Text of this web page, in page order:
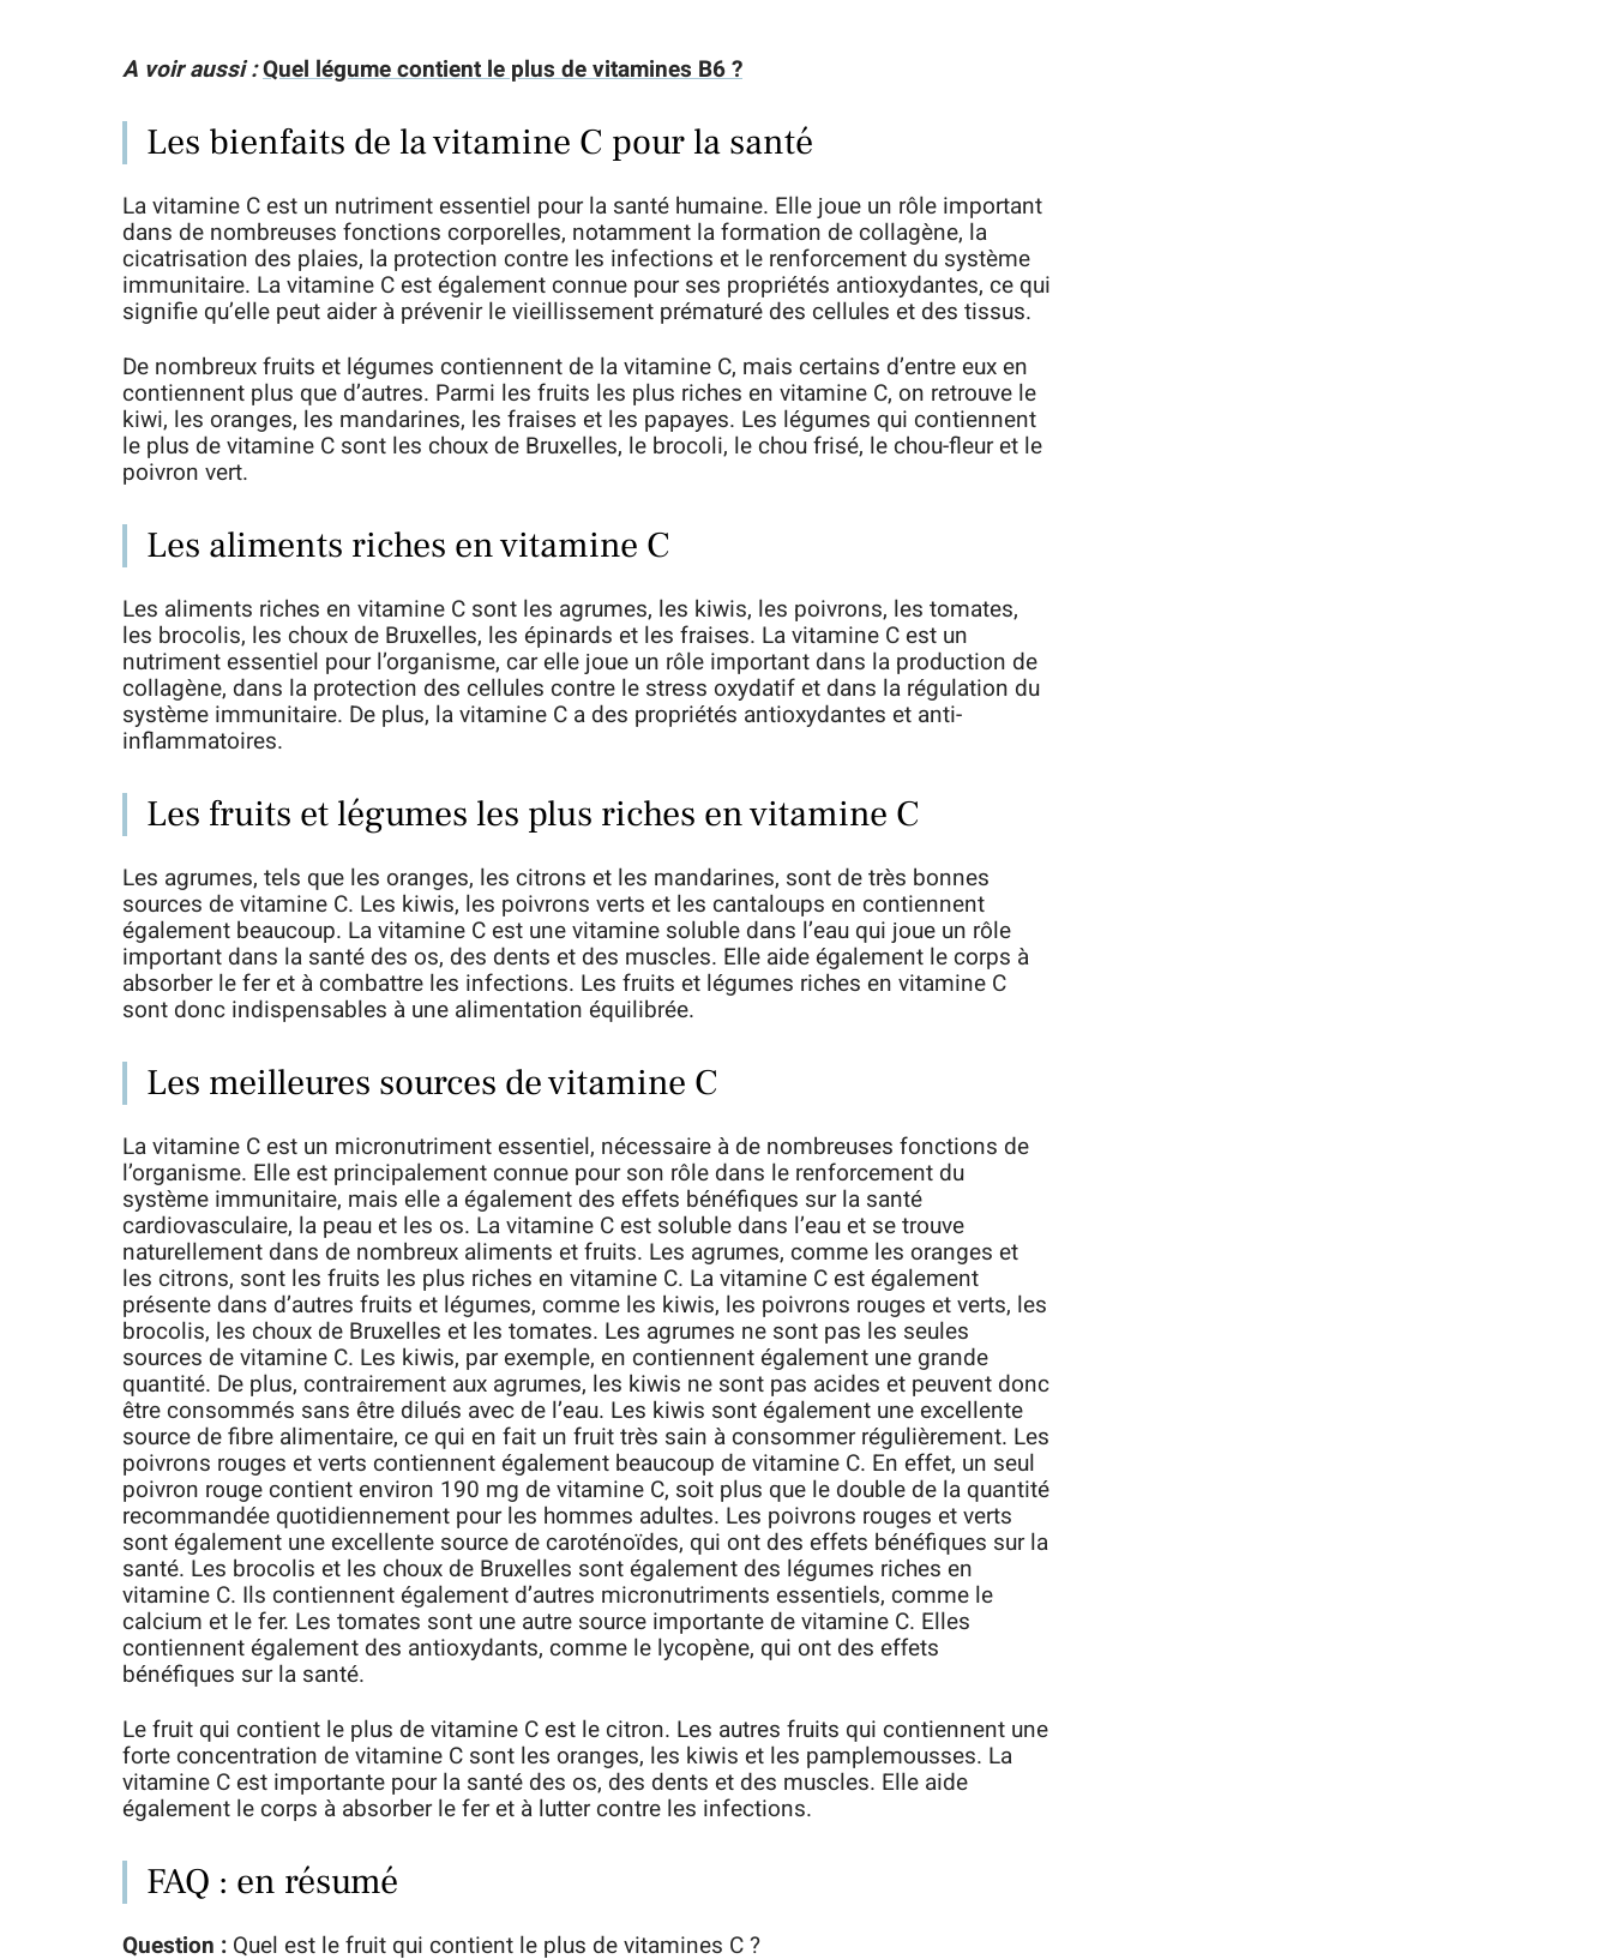
A voir aussi :Quel légume contient le plus de vitamines B6 ?
Les bienfaits de la vitamine C pour la santé
La vitamine C est un nutriment essentiel pour la santé humaine. Elle joue un rôle important
dans de nombreuses fonctions corporelles, notamment la formation de collagène, la
cicatrisation des plaies, la protection contre les infections et le renforcement du système
immunitaire. La vitamine C est également connue pour ses propriétés antioxydantes, ce qui
signifie qu’elle peut aider à prévenir le vieillissement prématuré des cellules et des tissus.
De nombreux fruits et légumes contiennent de la vitamine C, mais certains d’entre eux en
contiennent plus que d’autres. Parmi les fruits les plus riches en vitamine C, on retrouve le
kiwi, les oranges, les mandarines, les fraises et les papayes. Les légumes qui contiennent
le plus de vitamine C sont les choux de Bruxelles, le brocoli, le chou frisé, le chou-fleur et le
poivron vert.
Les aliments riches en vitamine C
Les aliments riches en vitamine C sont les agrumes, les kiwis, les poivrons, les tomates,
les brocolis, les choux de Bruxelles, les épinards et les fraises. La vitamine C est un
nutriment essentiel pour l’organisme, car elle joue un rôle important dans la production de
collagène, dans la protection des cellules contre le stress oxydatif et dans la régulation du
système immunitaire. De plus, la vitamine C a des propriétés antioxydantes et anti-
inflammatoires.
Les fruits et légumes les plus riches en vitamine C
Les agrumes, tels que les oranges, les citrons et les mandarines, sont de très bonnes
sources de vitamine C. Les kiwis, les poivrons verts et les cantaloups en contiennent
également beaucoup. La vitamine C est une vitamine soluble dans l’eau qui joue un rôle
important dans la santé des os, des dents et des muscles. Elle aide également le corps à
absorber le fer et à combattre les infections. Les fruits et légumes riches en vitamine C
sont donc indispensables à une alimentation équilibrée.
Les meilleures sources de vitamine C
La vitamine C est un micronutriment essentiel, nécessaire à de nombreuses fonctions de
l’organisme. Elle est principalement connue pour son rôle dans le renforcement du
système immunitaire, mais elle a également des effets bénéfiques sur la santé
cardiovasculaire, la peau et les os. La vitamine C est soluble dans l’eau et se trouve
naturellement dans de nombreux aliments et fruits. Les agrumes, comme les oranges et
les citrons, sont les fruits les plus riches en vitamine C. La vitamine C est également
présente dans d’autres fruits et légumes, comme les kiwis, les poivrons rouges et verts, les
brocolis, les choux de Bruxelles et les tomates. Les agrumes ne sont pas les seules
sources de vitamine C. Les kiwis, par exemple, en contiennent également une grande
quantité. De plus, contrairement aux agrumes, les kiwis ne sont pas acides et peuvent donc
être consommés sans être dilués avec de l’eau. Les kiwis sont également une excellente
source de fibre alimentaire, ce qui en fait un fruit très sain à consommer régulièrement. Les
poivrons rouges et verts contiennent également beaucoup de vitamine C. En effet, un seul
poivron rouge contient environ 190 mg de vitamine C, soit plus que le double de la quantité
recommandée quotidiennement pour les hommes adultes. Les poivrons rouges et verts
sont également une excellente source de caroténoïdes, qui ont des effets bénéfiques sur la
santé. Les brocolis et les choux de Bruxelles sont également des légumes riches en
vitamine C. Ils contiennent également d’autres micronutriments essentiels, comme le
calcium et le fer. Les tomates sont une autre source importante de vitamine C. Elles
contiennent également des antioxydants, comme le lycopène, qui ont des effets
bénéfiques sur la santé.
Le fruit qui contient le plus de vitamine C est le citron. Les autres fruits qui contiennent une
forte concentration de vitamine C sont les oranges, les kiwis et les pamplemousses. La
vitamine C est importante pour la santé des os, des dents et des muscles. Elle aide
également le corps à absorber le fer et à lutter contre les infections.
FAQ : en résumé
Question : Quel est le fruit qui contient le plus de vitamines C ?